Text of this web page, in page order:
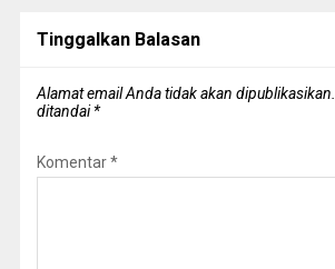
Tinggalkan Balasan
Alamat email Anda tidak akan dipublikasikan.
ditandai*
Komentar*